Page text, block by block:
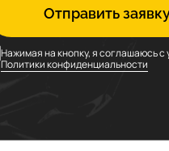
Отправить
Нажимая на кнопку, я соглашаюсь с
Политики конфиденциальности